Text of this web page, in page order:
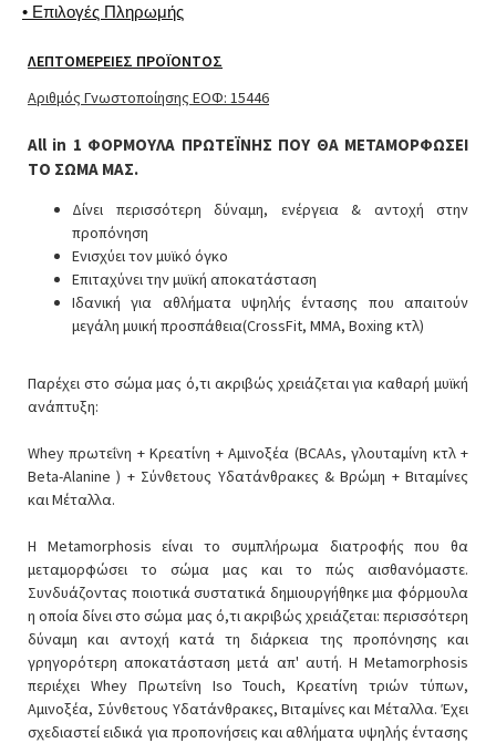
• Επιλογές Πληρωμής
ΛΕΠΤΟΜΈΡΕΙΕΣ ΠΡΟΪΌΝΤΟΣ
Αριθμός Γνωστοποίησης ΕΟΦ: 15446
All in 1 ΦΟΡΜΟΥΛΑ ΠΡΩΤΕΪΝΗΣ ΠΟΥ ΘΑ ΜΕΤΑΜΟΡΦΩΣΕΙ
ΤΟ ΣΩΜΑ ΜΑΣ.
Δίνει περισσότερη δύναμη, ενέργεια & αντοχή στην
προπόνηση
Ενισχύει τον μυϊκό όγκο
Επιταχύνει την μυϊκή αποκατάσταση
Ιδανική για αθλήματα υψηλής έντασης που απαιτούν
μεγάλη μυική προσπάθεια(CrossFit, MMA, Boxing κτλ)
Παρέχει στο σώμα μας ό,τι ακριβώς χρειάζεται για καθαρή μυϊκή
ανάπτυξη:
Whey πρωτεΐνη + Κρεατίνη + Αμινοξέα (BCAAs, γλουταμίνη κτλ +
Beta-Alanine ) + Σύνθετους Υδατάνθρακες & Βρώμη + Βιταμίνες
και Μέταλλα.
Η Metamorphosis είναι το συμπλήρωμα διατροφής που θα
μεταμορφώσει το σώμα μας και το πώς αισθανόμαστε.
Συνδυάζοντας ποιοτικά συστατικά δημιουργήθηκε μια φόρμουλα
η οποία δίνει στο σώμα μας ό,τι ακριβώς χρειάζεται: περισσότερη
δύναμη και αντοχή κατά τη διάρκεια της προπόνησης και
γρηγορότερη αποκατάσταση μετά απ' αυτή. Η Metamorphosis
περιέχει Whey Πρωτεΐνη Iso Touch, Κρεατίνη τριών τύπων,
Αμινοξέα, Σύνθετους Υδατάνθρακες, Βιταμίνες και Μέταλλα. Έχει
σχεδιαστεί ειδικά για προπονήσεις και αθλήματα υψηλής έντασης